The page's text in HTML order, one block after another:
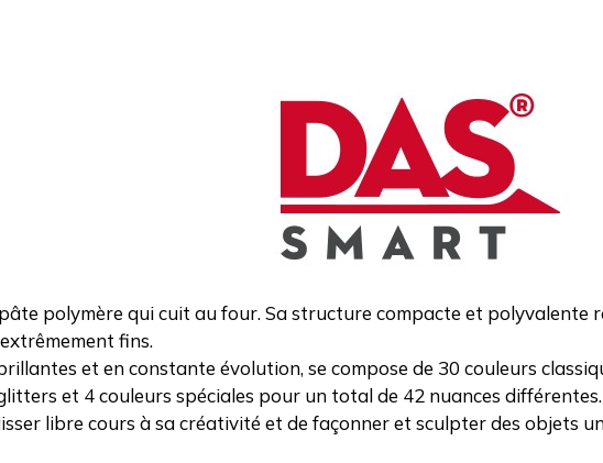
polymère qui cuit au four. Sa structure compacte et polyvalente
fins.
et en constante évolution, se compose de 30 couleurs
et 4 couleurs spéciales pour un total de 42 nuances différentes.
libre cours à sa créativité et de façonner et sculpter des objets